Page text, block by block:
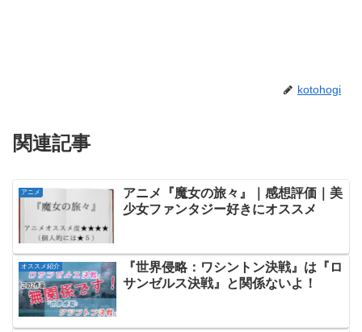
kotohogi
関連記事
アニメ
アニメ『魔女の旅々』｜感想評価｜美
少女ファンタジー好きにオススメ
オススメ紹介
『世界侵略：ワシントン決戦』は『ロ
サンゼルス決戦』と関係ないよ！